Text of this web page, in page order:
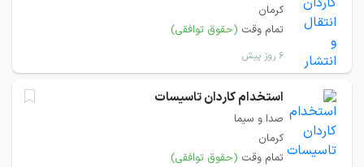
کرمان
تمام وقت (حقوق توافقی)
۶ روز پیش
استخدام کاردان تاسیسات
صدا و سیما
کرمان
تمام وقت (حقوق توافقی)